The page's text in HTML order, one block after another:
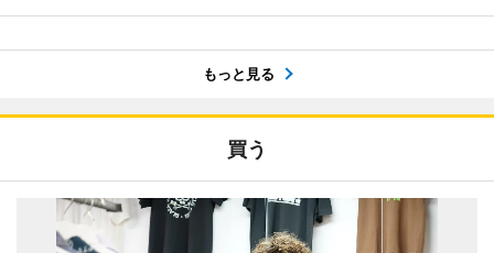
もっと見る
買う